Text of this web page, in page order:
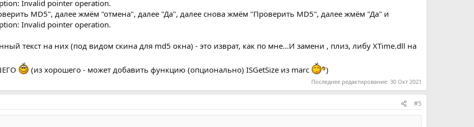
Invalid pointer operation.
MD5", далее жмём "отмена", далее "Да", далее снова жмём "Проверить MD5", далее жмём "Да" и
Invalid pointer operation.
текст на них (под видом скина для md5 окна) - это изврат, как по мне...И замени , плиз, либу XTime.dll на
(из хорошего - может добавить функцию (опционально) ISGetSize из marc )
Последнее редактирование: 30 Окт 2021
#5